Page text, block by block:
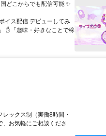
どこからでも配信可能 ✨
イス配信 デビューしてみ
✋「趣味・好きなことで稼
ックス制（実働8時間・
お気軽にご相談くださ